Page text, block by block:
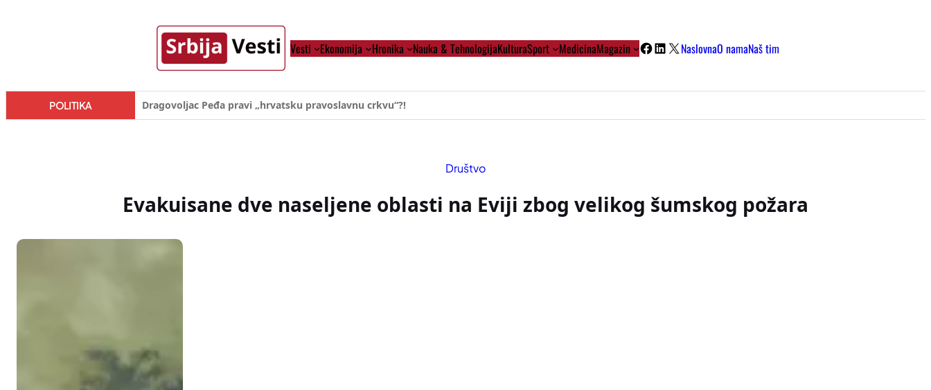
Vesti Ekonomija Hronika Nauka & TehnologijaKulturaSport MedicinaMagazin Facebook
LinkedIn
X NaslovnaO namaNaš tim
POLITIKA Đilas/Šolak propaganda uspela u dehumanizaciji Vučića
Društvo
Evakuisane dve naseljene oblasti na Eviji zbog velikog šumskog požara